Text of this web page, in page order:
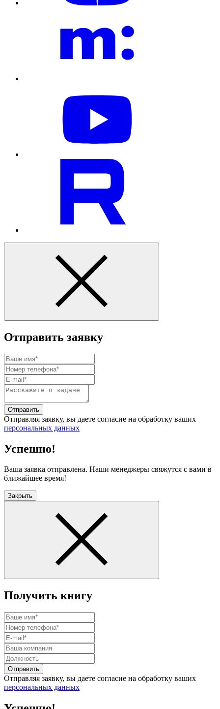
Отправить заявку
Отправить
Отправляя заявку, вы даете согласие на обработку ваших
персональных данных
Успешно!
Ваша заявка отправлена. Наши менеджеры свяжутся с вами в
ближайшее время!
Закрыть
Получить книгу
Отправить
Отправляя заявку, вы даете согласие на обработку ваших
персональных данных